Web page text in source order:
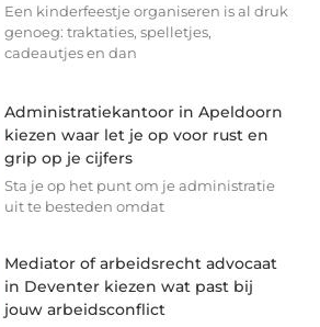
Een kinderfeestje organiseren is al druk
genoeg: traktaties, spelletjes,
cadeautjes en dan
Administratiekantoor in Apeldoorn
kiezen waar let je op voor rust en
grip op je cijfers
Sta je op het punt om je administratie
uit te besteden omdat
Mediator of arbeidsrecht advocaat
in Deventer kiezen wat past bij
jouw arbeidsconflict